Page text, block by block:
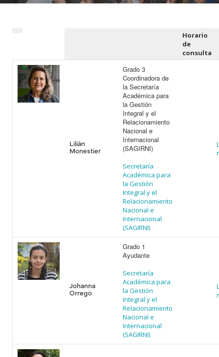
Horario
de
consulta
Lilián
Monestier
Grado 3
Coordinadora de
la Secretaría
Académica para
la Gestión
Integral y el
Relacionamiento
Nacional e
Internacional
(SAGIRNI)
Secretaría
Académica para
la Gestión
Integral y el
Relacionamiento
Nacional e
Internacional
(SAGIRNI)
Johanna
Orrego
Grado 1
Ayudante
Secretaría
Académica para
la Gestión
Integral y el
Relacionamiento
Nacional e
Internacional
(SAGIRNI)